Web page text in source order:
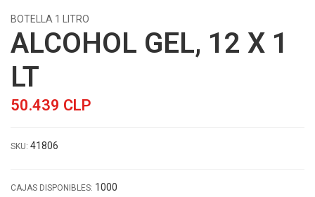
BOTELLA 1 LITRO
ALCOHOL GEL, 12 X 1
LT
50.439 CLP
SKU: 41806
CAJAS DISPONIBLES: 1000